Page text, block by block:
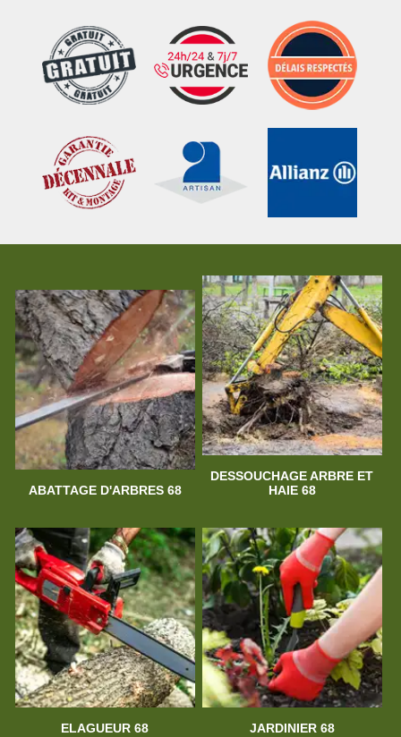
ABATTAGE D'ARBRES 68
DESSOUCHAGE ARBRE ET
HAIE 68
ELAGUEUR 68 JARDINIER 68